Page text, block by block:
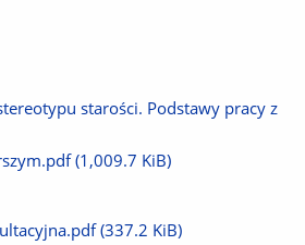
starości. Podstawy pracy z
(1,009.7 KiB)
(337.2 KiB)